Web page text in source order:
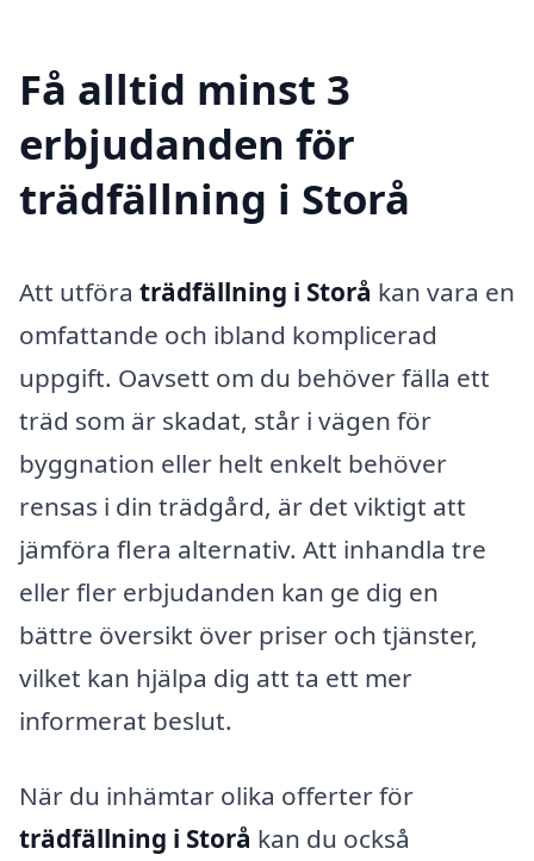
Få alltid minst 3
erbjudanden för
trädfällning i Storå
Att utföra trädfällning i Storå kan vara en
omfattande och ibland komplicerad
uppgift. Oavsett om du behöver fälla ett
träd som är skadat, står i vägen för
byggnation eller helt enkelt behöver
rensas i din trädgård, är det viktigt att
jämföra flera alternativ. Att inhandla tre
eller fler erbjudanden kan ge dig en
bättre översikt över priser och tjänster,
vilket kan hjälpa dig att ta ett mer
informerat beslut.
När du inhämtar olika offerter för
trädfällning i Storå kan du också